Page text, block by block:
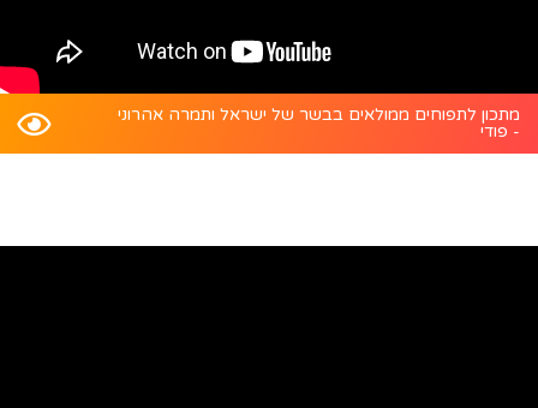
מתכון לתפוחים ממולאים בבשר של ישראל ותמרה אהרוני
- פודי